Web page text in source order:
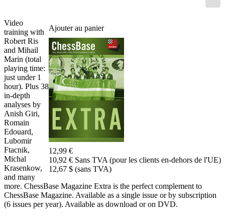
Ajouter au panier
12,99 €
10,92 € Sans TVA (pour les clients en-dehors de l'UE)
12,67 $ (sans TVA)
Video
training with
Robert Ris
and Mihail
Marin (total
playing time:
just under 1
hour). Plus 38
in-depth
analyses by
Anish Giri,
Romain
Edouard,
Lubomir
Ftacnik,
Michal
Krasenkow,
and many
more. ChessBase Magazine Extra is the perfect complement to
ChessBase Magazine. Available as a single issue or by subscription
(6 issues per year). Available as download or on DVD.